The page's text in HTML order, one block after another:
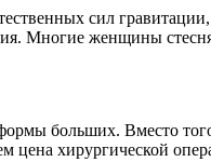
сил
Многие женщины
больших. Вместо
хирургической